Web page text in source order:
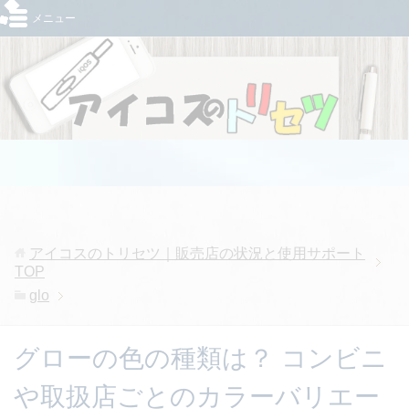
メニュー
アイコスのトリセツ｜販売店の状況と使用サポート
TOP
glo
グローの色の種類は？ コンビニ
や取扱店ごとのカラーバリエー